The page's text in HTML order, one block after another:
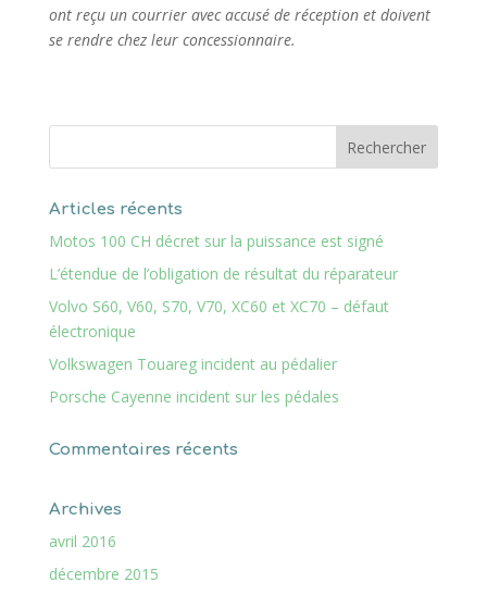
ont reçu un courrier avec accusé de réception et doivent
se rendre chez leur concessionnaire.
Articles récents
Motos 100 CH décret sur la puissance est signé
L’étendue de l’obligation de résultat du réparateur
Volvo S60, V60, S70, V70, XC60 et XC70 – défaut
électronique
Volkswagen Touareg incident au pédalier
Porsche Cayenne incident sur les pédales
Commentaires récents
Archives
avril 2016
décembre 2015